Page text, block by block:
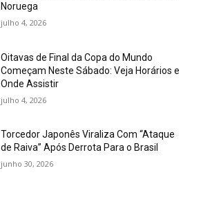
Noruega
julho 4, 2026
Oitavas de Final da Copa do Mundo
Começam Neste Sábado: Veja Horários e
Onde Assistir
julho 4, 2026
Torcedor Japonês Viraliza Com “Ataque
de Raiva” Após Derrota Para o Brasil
junho 30, 2026